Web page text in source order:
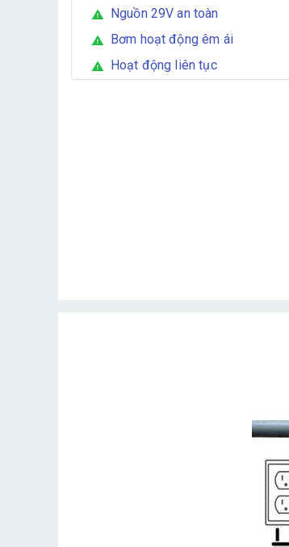
warning Nguồn 29V an toàn
warning Bơm hoạt động êm ái
warning Hoạt động liên tục